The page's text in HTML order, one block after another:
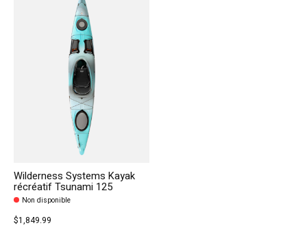
Wilderness Systems Kayak
récréatif Tsunami 125
Non disponible
$1,849.99